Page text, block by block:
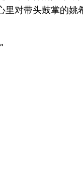
对带头鼓掌的姚